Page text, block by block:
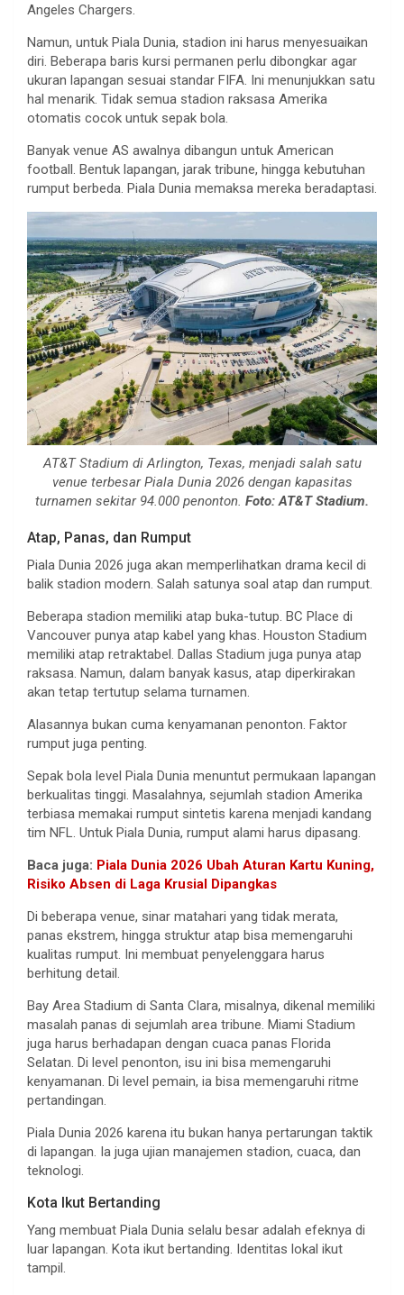
Angeles Chargers.
Namun, untuk Piala Dunia, stadion ini harus menyesuaikan
diri. Beberapa baris kursi permanen perlu dibongkar agar
ukuran lapangan sesuai standar FIFA. Ini menunjukkan satu
hal menarik. Tidak semua stadion raksasa Amerika
otomatis cocok untuk sepak bola.
Banyak venue AS awalnya dibangun untuk American
football. Bentuk lapangan, jarak tribune, hingga kebutuhan
rumput berbeda. Piala Dunia memaksa mereka beradaptasi.
AT&T Stadium di Arlington, Texas, menjadi salah satu
venue terbesar Piala Dunia 2026 dengan kapasitas
turnamen sekitar 94.000 penonton. Foto: AT&T Stadium.
Atap, Panas, dan Rumput
Piala Dunia 2026 juga akan memperlihatkan drama kecil di
balik stadion modern. Salah satunya soal atap dan rumput.
Beberapa stadion memiliki atap buka-tutup. BC Place di
Vancouver punya atap kabel yang khas. Houston Stadium
memiliki atap retraktabel. Dallas Stadium juga punya atap
raksasa. Namun, dalam banyak kasus, atap diperkirakan
akan tetap tertutup selama turnamen.
Alasannya bukan cuma kenyamanan penonton. Faktor
rumput juga penting.
Sepak bola level Piala Dunia menuntut permukaan lapangan
berkualitas tinggi. Masalahnya, sejumlah stadion Amerika
terbiasa memakai rumput sintetis karena menjadi kandang
tim NFL. Untuk Piala Dunia, rumput alami harus dipasang.
Baca juga: Piala Dunia 2026 Ubah Aturan Kartu Kuning,
Risiko Absen di Laga Krusial Dipangkas
Di beberapa venue, sinar matahari yang tidak merata,
panas ekstrem, hingga struktur atap bisa memengaruhi
kualitas rumput. Ini membuat penyelenggara harus
berhitung detail.
Bay Area Stadium di Santa Clara, misalnya, dikenal memiliki
masalah panas di sejumlah area tribune. Miami Stadium
juga harus berhadapan dengan cuaca panas Florida
Selatan. Di level penonton, isu ini bisa memengaruhi
kenyamanan. Di level pemain, ia bisa memengaruhi ritme
pertandingan.
Piala Dunia 2026 karena itu bukan hanya pertarungan taktik
di lapangan. Ia juga ujian manajemen stadion, cuaca, dan
teknologi.
Kota Ikut Bertanding
Yang membuat Piala Dunia selalu besar adalah efeknya di
luar lapangan. Kota ikut bertanding. Identitas lokal ikut
tampil.